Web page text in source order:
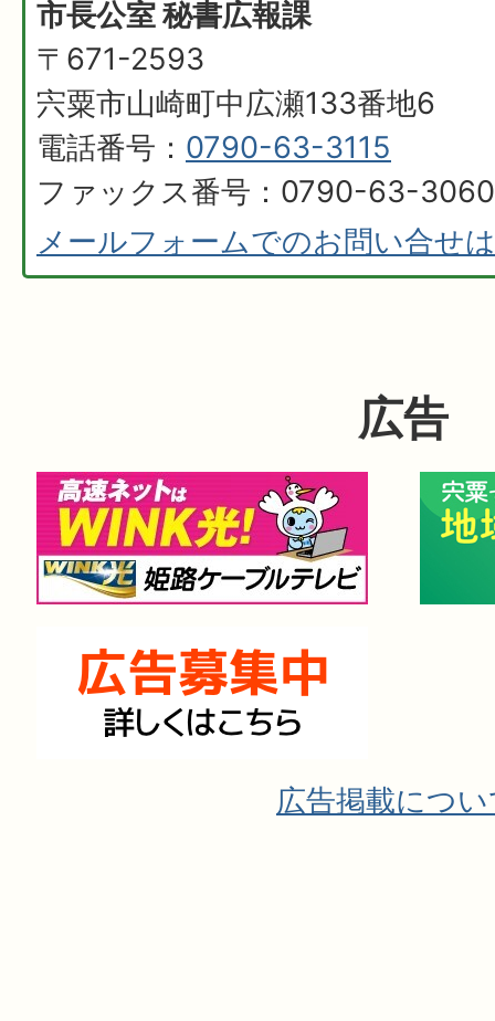
市長公室 秘書広報課
〒671-2593
宍粟市山崎町中広瀬133番地6
電話番号： 0790-63-3115
ファックス番号：0790-63-3060
メールフォームでのお問い合せ
広告
広告掲載につ